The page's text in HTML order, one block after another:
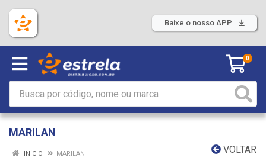
Baixe o nosso APP
0
MARILAN
VOLTAR
INÍCIO MARILAN